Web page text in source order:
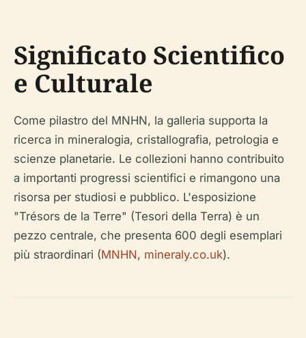
Significato Scientifico
e Culturale
Come pilastro del MNHN, la galleria supporta la
ricerca in mineralogia, cristallografia, petrologia e
scienze planetarie. Le collezioni hanno contribuito
a importanti progressi scientifici e rimangono una
risorsa per studiosi e pubblico. L'esposizione
"Trésors de la Terre" (Tesori della Terra) è un
pezzo centrale, che presenta 600 degli esemplari
più straordinari (MNHN, mineraly.co.uk).